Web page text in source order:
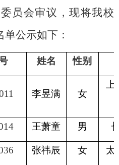
员会审议，现将我校
单公示如下：
姓名 性别
李昱满 女
王萧童 男
张祎辰 女 太